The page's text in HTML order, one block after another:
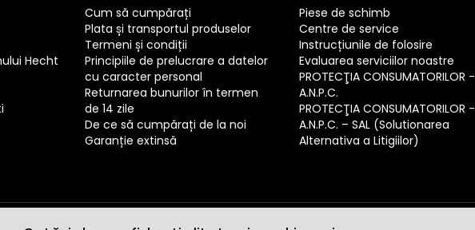
Hecht
Cum să cumpărați
Plata și transportul produselor
Termeni și condiții
Principiile de prelucrare a datelor
cu caracter personal
Returnarea bunurilor în termen
de 14 zile
De ce să cumpărați de la noi
Garanție extinsă
Piese de schimb
Centre de service
Instrucțiunile de folosire
Evaluarea serviciilor noastre
PROTECŢIA CONSUMATORILOR -
A.N.P.C.
PROTECŢIA CONSUMATORILOR -
A.N.P.C. – SAL (Solutionarea
Alternativa a Litigiilor)